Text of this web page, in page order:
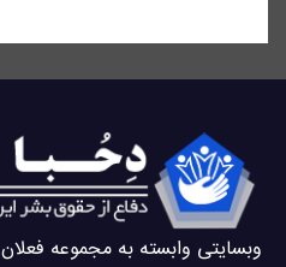
وبسايتى وابسته به مجموعه